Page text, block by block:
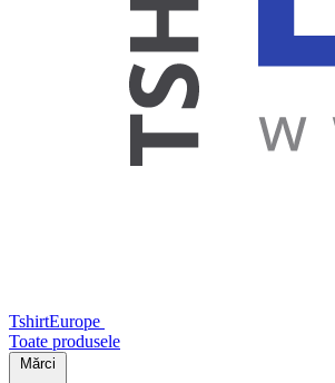
TshirtEurope
Toate produsele
Mărci